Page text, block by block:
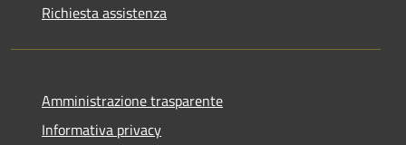
Richiesta assistenza
Amministrazione trasparente
Informativa privacy